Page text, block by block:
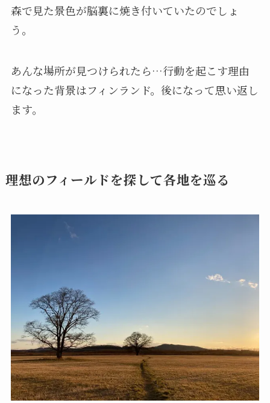
森で見た景色が脳裏に焼き付いていたのでしょ
う。
あんな場所が見つけられたら…行動を起こす理由
になった背景はフィンランド。後になって思い返し
ます。
理想のフィールドを探して各地を巡る